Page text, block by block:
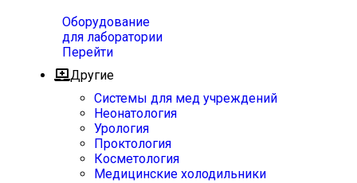
Оборудование
для лаборатории
Перейти
Другие
Системы для мед учреждений
Неонатология
Урология
Проктология
Косметология
Медицинские холодильники